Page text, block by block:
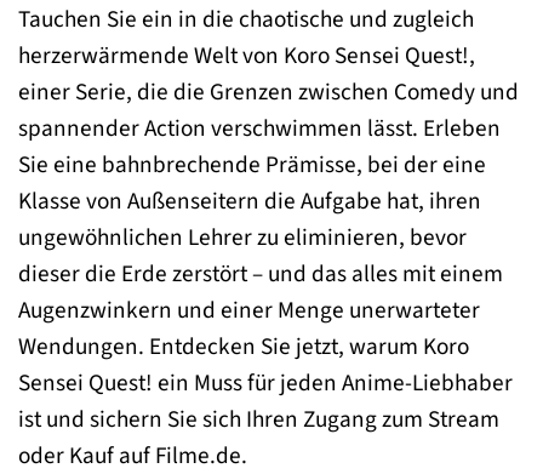
Tauchen Sie ein in die chaotische und zugleich
herzerwärmende Welt von Koro Sensei Quest!,
einer Serie, die die Grenzen zwischen Comedy und
spannender Action verschwimmen lässt. Erleben
Sie eine bahnbrechende Prämisse, bei der eine
Klasse von Außenseitern die Aufgabe hat, ihren
ungewöhnlichen Lehrer zu eliminieren, bevor
dieser die Erde zerstört – und das alles mit einem
Augenzwinkern und einer Menge unerwarteter
Wendungen. Entdecken Sie jetzt, warum Koro
Sensei Quest! ein Muss für jeden Anime-Liebhaber
ist und sichern Sie sich Ihren Zugang zum Stream
oder Kauf auf Filme.de.